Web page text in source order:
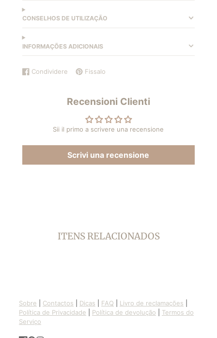
CONSELHOS DE UTILIZAÇÃO
INFORMAÇÕES ADICIONAIS
Condividere
Condividi
Si
Fissalo
Aggiungi
su
Si
una
finestra.
Recensioni Clienti
Sii il primo a scrivere una recensione
Scrivi una recensione
ITENS RELACIONADOS
Sobre Contactos Dicas FAQ Livro de reclamações
Política de Privacidade
Política de devolução
Termos do
Serviço